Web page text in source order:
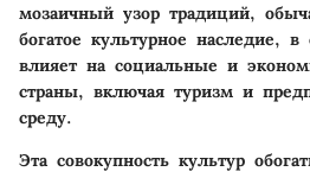
мозаичный узор традиций,
богатое культурное наследие,
влияет на социальные и
страны, включая туризм и
среду.
Эта совокупность культур